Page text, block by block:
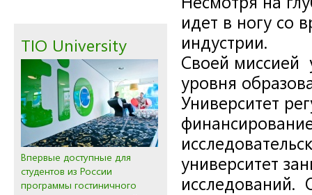
TIO University
Впервые доступные для
студентов из России
программы гостиничного
идет в ногу со
индустрии.
Своей миссией
уровня
Университет
университет
исследований.